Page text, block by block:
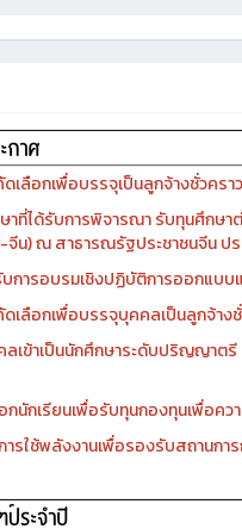
ลือกเพื่อบรรจุเป็นลูกจ้างชั่วคราว
าที่ได้รับการพิจารณา รับทุนศึกษา
น) ณ สาธารณรัฐประชาชนจีน ป
การอบรมเชิงปฏิบัติการออกแบบ
เลือกเพื่อบรรจุบุคคลเป็นลูกจ้างชั่
เข้าเป็นนักศึกษาระดับปริญญาตรี
กนักเรียนเพื่อรับทุนกองทุนเพื่อค